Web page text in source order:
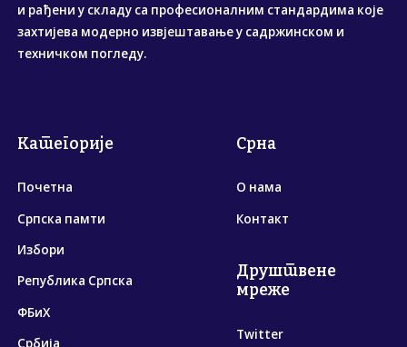
и рађени у складу са професионалним стандардима које
захтијева модерно извјештавање у садржинском и
техничком погледу.
Категорије
Почетна
Српска памти
Избори
Република Српска
ФБиХ
Србија
Срна
О нама
Контакт
Друштвене
мреже
Twitter